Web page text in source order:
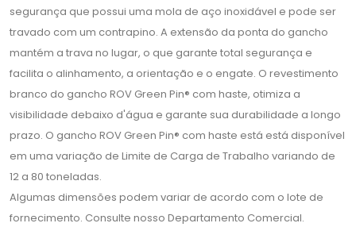
segurança que possui uma mola de aço inoxidável e pode ser
travado com um contrapino. A extensão da ponta do gancho
mantém a trava no lugar, o que garante total segurança e
facilita o alinhamento, a orientação e o engate. O revestimento
branco do gancho ROV Green Pin® com haste, otimiza a
visibilidade debaixo d'água e garante sua durabilidade a longo
prazo. O gancho ROV Green Pin® com haste está está disponível
em uma variação de Limite de Carga de Trabalho variando de
12 a 80 toneladas.
Algumas dimensões podem variar de acordo com o lote de
fornecimento. Consulte nosso Departamento Comercial.